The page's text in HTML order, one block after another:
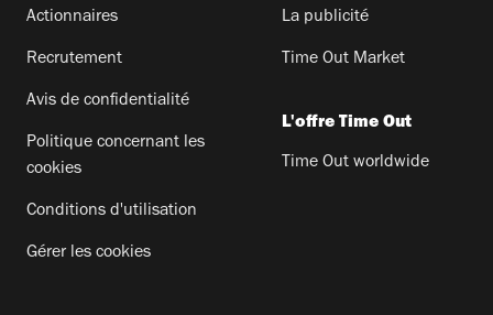
Actionnaires
Recrutement
Avis de confidentialité
Politique concernant les
cookies
Conditions d'utilisation
Gérer les cookies
La publicité
Time Out Market
L'offre Time Out
Time Out worldwide